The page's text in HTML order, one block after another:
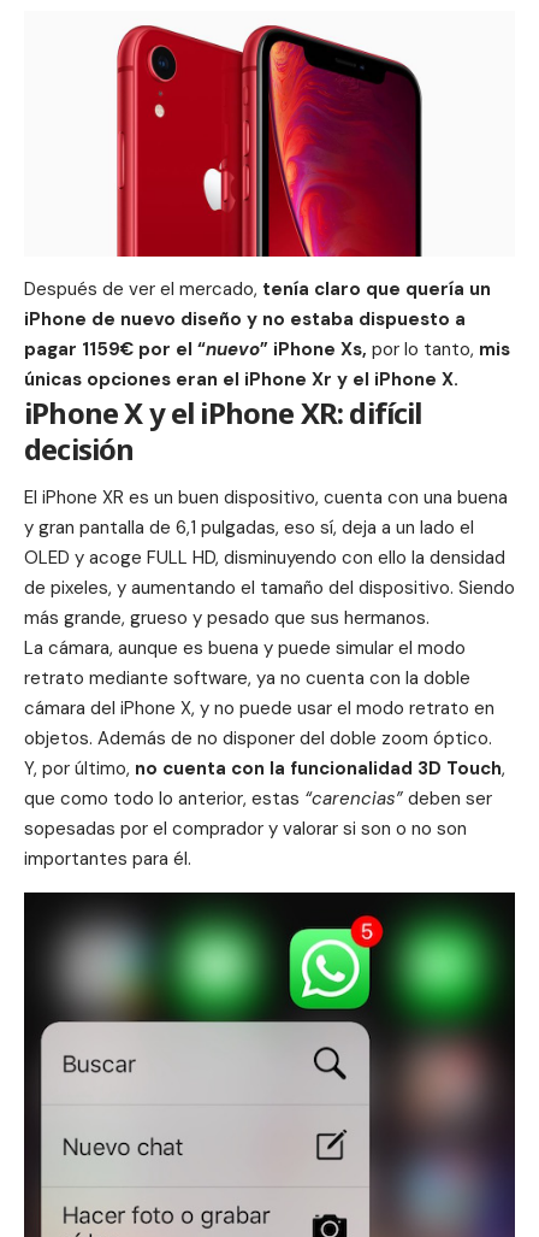
Después de ver el mercado, tenía claro que quería un
iPhone de nuevo diseño y no estaba dispuesto a
pagar 1159€ por el “nuevo” iPhone Xs, por lo tanto, mis
únicas opciones eran el iPhone Xr y el iPhone X.
iPhone X y el iPhone XR: difícil
decisión
El iPhone XR es un buen dispositivo, cuenta con una buena
y gran pantalla de 6,1 pulgadas, eso sí, deja a un lado el
OLED y acoge FULL HD, disminuyendo con ello la densidad
de pixeles, y aumentando el tamaño del dispositivo. Siendo
más grande, grueso y pesado que sus hermanos.
La cámara, aunque es buena y puede simular el modo
retrato mediante software, ya no cuenta con la doble
cámara del iPhone X, y no puede usar el modo retrato en
objetos. Además de no disponer del doble zoom óptico.
Y, por último, no cuenta con la funcionalidad 3D Touch,
que como todo lo anterior, estas “carencias” deben ser
sopesadas por el comprador y valorar si son o no son
importantes para él.